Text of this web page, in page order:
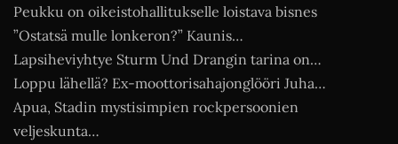
Peukku on oikeistohallitukselle loistava bisnes
”Ostatsä mulle lonkeron?” Kaunis…
Lapsiheviyhtye Sturm Und Drangin tarina on…
Loppu lähellä? Ex-moottorisahajonglööri Juha…
Apua, Stadin mystisimpien rockpersoonien
veljeskunta…